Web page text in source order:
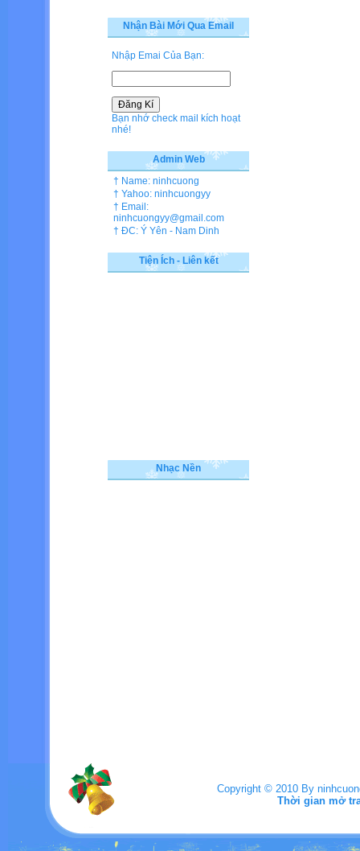
Nhận Bài Mới Qua Email
Nhập Emai Của Bạn:
Bạn nhớ check mail kích hoạt
nhé!
Admin Web
† Name: ninhcuong
† Yahoo: ninhcuongyy
† Email:
ninhcuongyy@gmail.com
† ĐC: Ý Yên - Nam Dinh
Tiện Ích - Liên kết
Nhạc Nền
Copyright © 2010 By
Thời gian mở